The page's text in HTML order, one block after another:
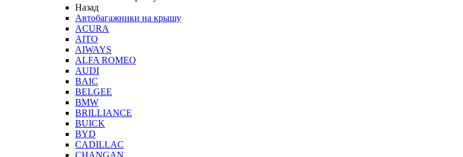
Назад
Автобагажники на крышу
ACURA
AITO
AIWAYS
ALFA ROMEO
AUDI
BAIC
BELGEE
BMW
BRILLIANCE
BUICK
BYD
CADILLAC
CHANGAN